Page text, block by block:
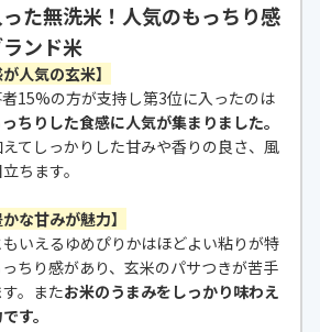
た無洗米！人気のもっちり感
ンド米
人気の玄米】
15%の方が支持し第3位に入ったのは
ちりした食感に人気が集まりました。
てしっかりした甘みや香りの良さ、風
ちます。
な甘みが魅力】
いえるゆめぴりかはほどよい粘りが特
ちり感があり、玄米のパサつきが苦手
。またお米のうまみをしっかり味わえ
す。